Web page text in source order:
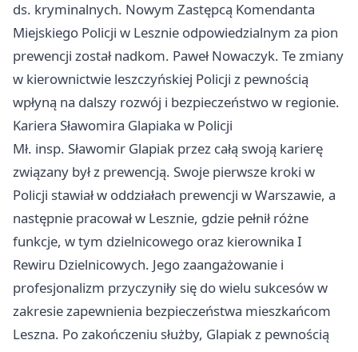
ds. kryminalnych. Nowym Zastępcą Komendanta
Miejskiego Policji w Lesznie odpowiedzialnym za pion
prewencji został nadkom. Paweł Nowaczyk. Te zmiany
w kierownictwie leszczyńskiej Policji z pewnością
wpłyną na dalszy rozwój i bezpieczeństwo w regionie.
Kariera Sławomira Glapiaka w Policji
Mł. insp. Sławomir Glapiak przez całą swoją karierę
związany był z prewencją. Swoje pierwsze kroki w
Policji stawiał w oddziałach prewencji w Warszawie, a
następnie pracował w Lesznie, gdzie pełnił różne
funkcje, w tym dzielnicowego oraz kierownika I
Rewiru Dzielnicowych. Jego zaangażowanie i
profesjonalizm przyczyniły się do wielu sukcesów w
zakresie zapewnienia bezpieczeństwa mieszkańcom
Leszna. Po zakończeniu służby, Glapiak z pewnością